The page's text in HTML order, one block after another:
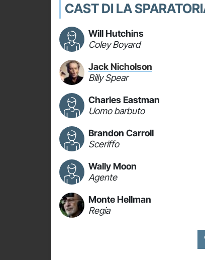
CAST DI LA
Will Hutchins
Coley Boyard
Jack Nicholson
Billy Spear
Charles Eastman
Uomo barbuto
Brandon Carroll
Sceriffo
Wally Moon
Agente
Monte Hellman
Regia